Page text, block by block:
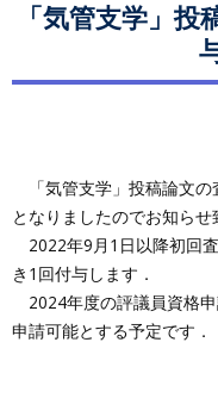
「気管支学」
「気管支学」投稿論文の
となりましたのでお知らせ
2022年9月1日以降初回
き1回付与します．
2024年度の評議員資格
申請可能とする予定です．